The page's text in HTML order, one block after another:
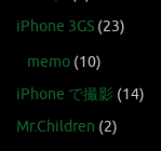
iPhone 3GS (23)
memo (10)
iPhone で撮影 (14)
Mr.Children (2)